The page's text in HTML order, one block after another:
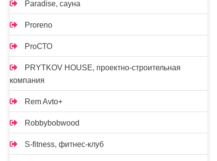
Paradise, сауна
Proreno
ProСТО
PRYTKOV HOUSE, проектно-строительная
компания
Rem Avto+
Robbybobwood
S-fitness, фитнес-клуб